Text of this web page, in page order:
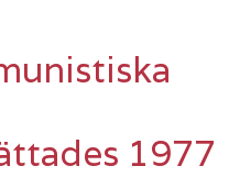
1977